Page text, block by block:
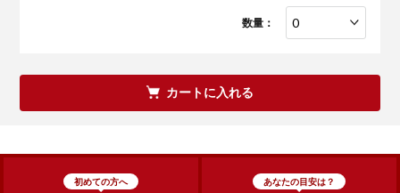
数量：
カートに入れる
初めての方へ あなたの目安は？